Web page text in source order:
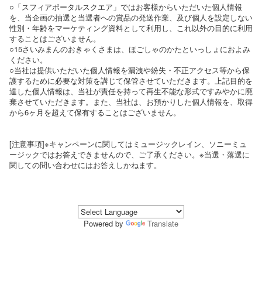
○「スフィアポータルスクエア」ではお客様からいただいた個人情報
を、当企画の抽選と当選者への賞品の発送作業、及び個人を設定しない
性別・年齢をマーケティング資料として利用し、これ以外の目的に利用
することはございません。
○15さいみまんのおきゃくさまは、ほごしゃのかたといっしょにおよみ
ください。
○当社は提供いただいた個人情報を漏洩や紛失・不正アクセス等から保
護するために必要な対策を講じて保管させていただきます。上記目的を
達した個人情報は、当社が責任を持って再生不能な形式ですみやかに廃
棄させていただきます。また、当社は、お預かりした個人情報を、取得
から6ヶ月を超えて保有することはございません。
[注意事項]※キャンペーンに関してはミュージックレイン、ソニーミュ
ージックではお答えできませんので、ご了承ください。※当選・落選に
関しての問い合わせにはお答えしかねます。
Powered by Translate